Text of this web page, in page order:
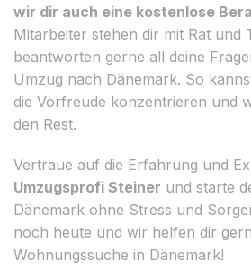
wir dir auch eine kostenlose
Mitarbeiter stehen dir mit Rat und
beantworten gerne all deine
Umzug nach Dänemark. So
die Vorfreude konzentrieren und
den Rest.
Vertraue auf die Erfahrung und
Umzugsprofi Steiner und starte
Dänemark ohne Stress und
noch heute und wir helfen dir
Wohnungssuche in Dänemark!